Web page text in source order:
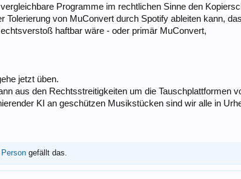
Programme im rechtlichen Sinne den
Tolerierung von MuConvert durch Spotify ableiten kann,
haftbar wäre - oder primär MuConvert,
jetzt üben.
aus den Rechtsstreitigkeiten um die Tauschplattformen
KI an geschützen Musikstücken sind wir alle in
gefällt das.